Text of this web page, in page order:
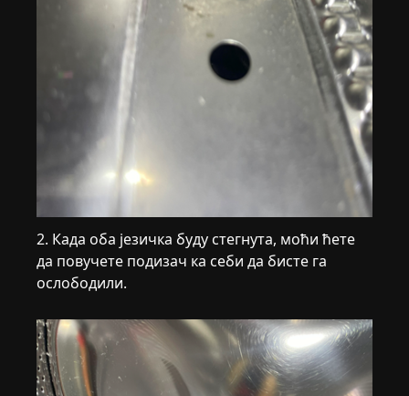
2. Када оба језичка буду стегнута, моћи ћете
да повучете подизач ка себи да бисте га
ослободили.